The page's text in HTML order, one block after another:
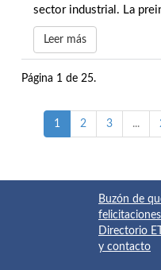
sector industrial. La
Leer más
Página 1 de 25.
1 2 3 ...
Buzón de
felicitaciones
Directorio
y contacto